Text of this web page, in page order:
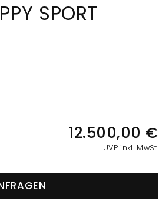
SPORT
12.500,00 €
UVP inkl. MwSt.